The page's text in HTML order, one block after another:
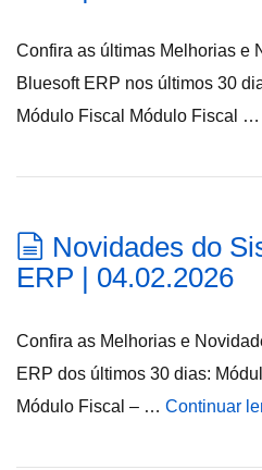
Confira as últimas Melhorias e
Bluesoft ERP nos últimos 30
Módulo Fiscal Módulo Fiscal …
Novidades do
ERP | 04.02.2026
Confira as Melhorias e
ERP dos últimos 30 dias:
Módulo Fiscal – … Continuar